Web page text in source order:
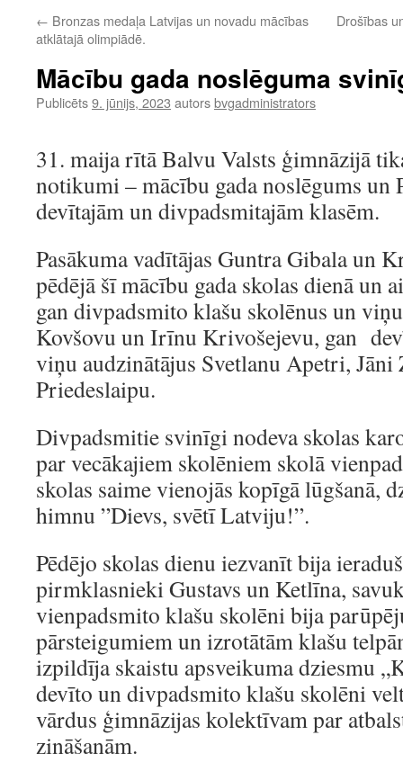
← Bronzas medaļa Latvijas un novadu mācības
atklātajā olimpiādē.
Drošības
Mācību gada noslēguma
Publicēts9. jūnijs, 2023 autorsbvgadministrators
31. maija rītā Balvu Valsts ģimnāzijā
notikumi – mācību gada noslēgums un
devītajām un divpadsmitajām klasēm.
Pasākuma vadītājas Guntra Gibala un
pēdējā šī mācību gada skolas dienā
gan divpadsmito klašu skolēnus un
Kovšovu un Irīnu Krivošejevu, gan
viņu audzinātājus Svetlanu Apetri,
Priedeslaipu.
Divpadsmitie svinīgi nodeva skolas
par vecākajiem skolēniem skolā
skolas saime vienojās kopīgā lūgšanā,
himnu ”Dievs, svētī Latviju!”.
Pēdējo skolas dienu iezvanīt bija
pirmklasnieki Gustavs un Ketlīna,
vienpadsmito klašu skolēni bija
pārsteigumiem un izrotātām klašu
izpildīja skaistu apsveikuma dziesmu
devīto un divpadsmito klašu skolēni
vārdus ģimnāzijas kolektīvam par
zināšanām.